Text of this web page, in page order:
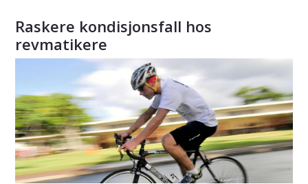
Raskere kondisjonsfall hos
revmatikere